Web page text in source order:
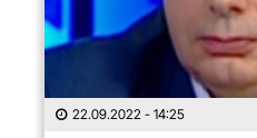
22.09.2022 - 14:25